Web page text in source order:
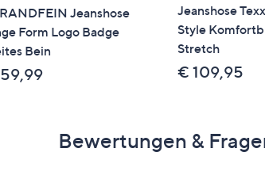
Jeanshose
Form Logo Badge
Bein
Jeanshose
Style
Stretch
€ 109,95
Bewertungen &